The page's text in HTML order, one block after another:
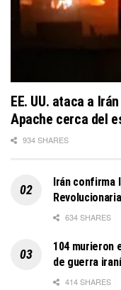
EE. UU. ataca a
Apache cerca del
934 SHARES
Irán confirma
Revolucionaria
634 SHARES
104 murieron
de guerra iraní
414 SHARES